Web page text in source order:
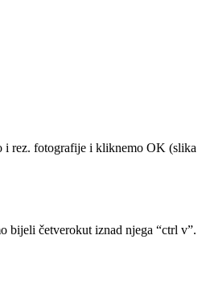
i rez. fotografije i kliknemo OK (slika
bijeli četverokut iznad njega “ctrl v”.